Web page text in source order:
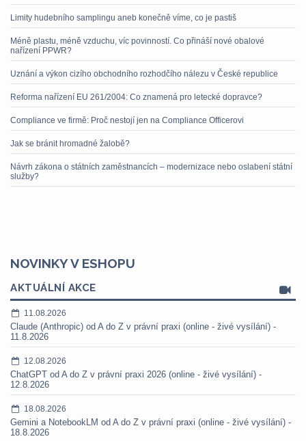
Limity hudebního samplingu aneb konečně víme, co je pastiš
Méně plastu, méně vzduchu, víc povinností. Co přináší nové obalové
nařízení PPWR?
Uznání a výkon cizího obchodního rozhodčího nálezu v České republice
Reforma nařízení EU 261/2004: Co znamená pro letecké dopravce?
Compliance ve firmě: Proč nestojí jen na Compliance Officerovi
Jak se bránit hromadné žalobě?
Návrh zákona o státních zaměstnancích – modernizace nebo oslabení státní
služby?
NOVINKY V ESHOPU
AKTUÁLNÍ AKCE
11.08.2026
Claude (Anthropic) od A do Z v právní praxi (online - živé vysílání) -
11.8.2026
12.08.2026
ChatGPT od A do Z v právní praxi 2026 (online - živé vysílání) -
12.8.2026
18.08.2026
Gemini a NotebookLM od A do Z v právní praxi (online - živé vysílání) -
18.8.2026